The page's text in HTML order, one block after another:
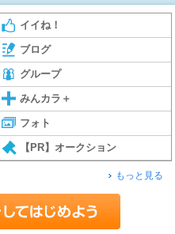
イイね！
ブログ
グループ
みんカラ＋
フォト
【PR】オークション
もっと見る